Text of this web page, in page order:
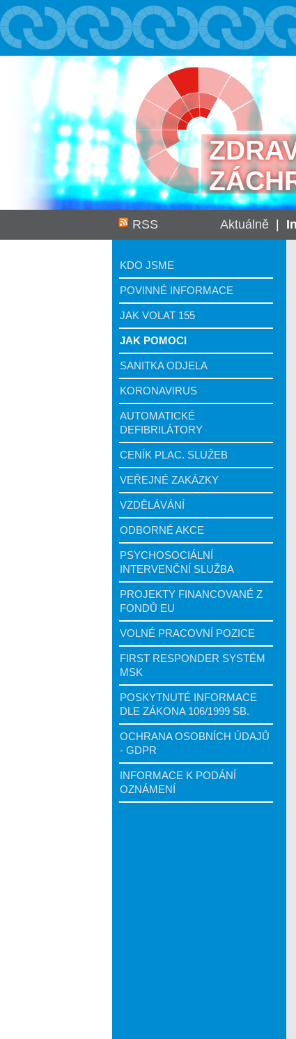
RSS Aktuálně
KDO JSME
POVINNÉ INFORMACE
JAK VOLAT 155
JAK POMOCI
SANITKA ODJELA
KORONAVIRUS
AUTOMATICKÉ
DEFIBRILÁTORY
CENÍK PLAC. SLUŽEB
VEŘEJNÉ ZAKÁZKY
VZDĚLÁVÁNÍ
ODBORNÉ AKCE
PSYCHOSOCIÁLNÍ
INTERVENČNÍ SLUŽBA
PROJEKTY FINANCOVANÉ Z
FONDŮ EU
VOLNÉ PRACOVNÍ POZICE
FIRST RESPONDER SYSTÉM
MSK
POSKYTNUTÉ INFORMACE
DLE ZÁKONA 106/1999 SB.
OCHRANA OSOBNÍCH ÚDAJŮ
- GDPR
INFORMACE K PODÁNÍ
OZNÁMENÍ